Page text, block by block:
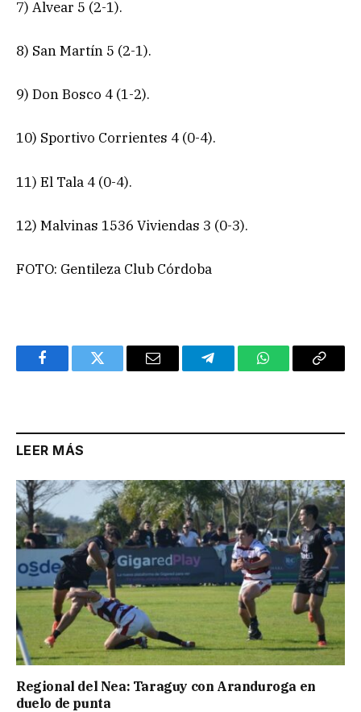
7) Alvear 5 (2-1).
8) San Martín 5 (2-1).
9) Don Bosco 4 (1-2).
10) Sportivo Corrientes 4 (0-4).
11) El Tala 4 (0-4).
12) Malvinas 1536 Viviendas 3 (0-3).
FOTO: Gentileza Club Córdoba
FacebookTwitter Email TelegramWhatsAppCopy
LEER MÁS
Regional del Nea: Taraguy con Aranduroga en
duelo de punta